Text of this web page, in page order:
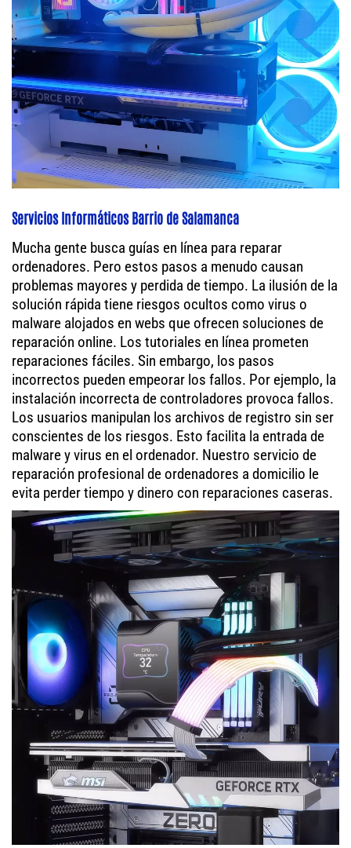
Servicios Informáticos Barrio de Salamanca
Mucha gente busca guías en línea para reparar
ordenadores. Pero estos pasos a menudo causan
problemas mayores y perdida de tiempo. La ilusión de la
solución rápida tiene riesgos ocultos como virus o
malware alojados en webs que ofrecen soluciones de
reparación online. Los tutoriales en línea prometen
reparaciones fáciles. Sin embargo, los pasos
incorrectos pueden empeorar los fallos. Por ejemplo, la
instalación incorrecta de controladores provoca fallos.
Los usuarios manipulan los archivos de registro sin ser
conscientes de los riesgos. Esto facilita la entrada de
malware y virus en el ordenador. Nuestro servicio de
reparación profesional de ordenadores a domicilio le
evita perder tiempo y dinero con reparaciones caseras.